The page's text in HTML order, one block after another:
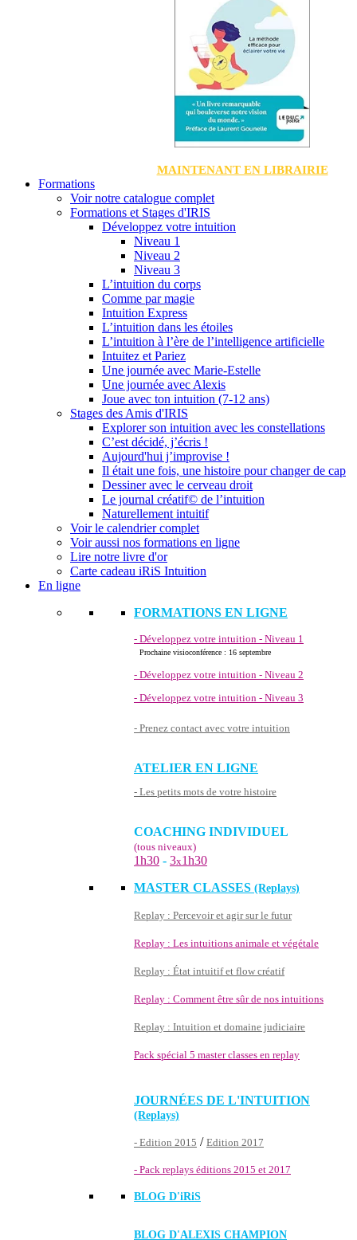
MAINTENANT EN LIBRAIRIE
Formations
Voir notre catalogue complet
Formations et Stages d'IRIS
Développez votre intuition
Niveau 1
Niveau 2
Niveau 3
L’intuition du corps
Comme par magie
Intuition Express
L’intuition dans les étoiles
L’intuition à l’ère de l’intelligence artificielle
Intuitez et Pariez
Une journée avec Marie-Estelle
Une journée avec Alexis
Joue avec ton intuition (7-12 ans)
Stages des Amis d'IRIS
Explorer son intuition avec les constellations
C’est décidé, j’écris !
Aujourd'hui j’improvise !
Il était une fois, une histoire pour changer de cap
Dessiner avec le cerveau droit
Le journal créatif© de l’intuition
Naturellement intuitif
Voir le calendrier complet
Voir aussi nos formations en ligne
Lire notre livre d'or
Carte cadeau iRiS Intuition
En ligne
FORMATIONS EN LIGNE
- Développez votre intuition - Niveau 1
Prochaine visioconférence : 16 septembre
- Développez votre intuition - Niveau 2
- Développez votre intuition - Niveau 3
- Prenez contact avec votre intuition
ATELIER EN LIGNE
- Les petits mots de votre histoire
COACHING INDIVIDUEL
(tous niveaux)
1h30 - 3x1h30
MASTER CLASSES (Replays)
Replay : Percevoir et agir sur le futur
Replay : Les intuitions animale et végétale
Replay : État intuitif et flow créatif
Replay : Comment être sûr de nos intuitions
Replay : Intuition et domaine judiciaire
Pack spécial 5 master classes en replay
JOURNÉES DE L'INTUITION
(Replays)
- Edition 2015 / Edition 2017
- Pack replays éditions 2015 et 2017
BLOG D'iRiS
BLOG D'ALEXIS CHAMPION